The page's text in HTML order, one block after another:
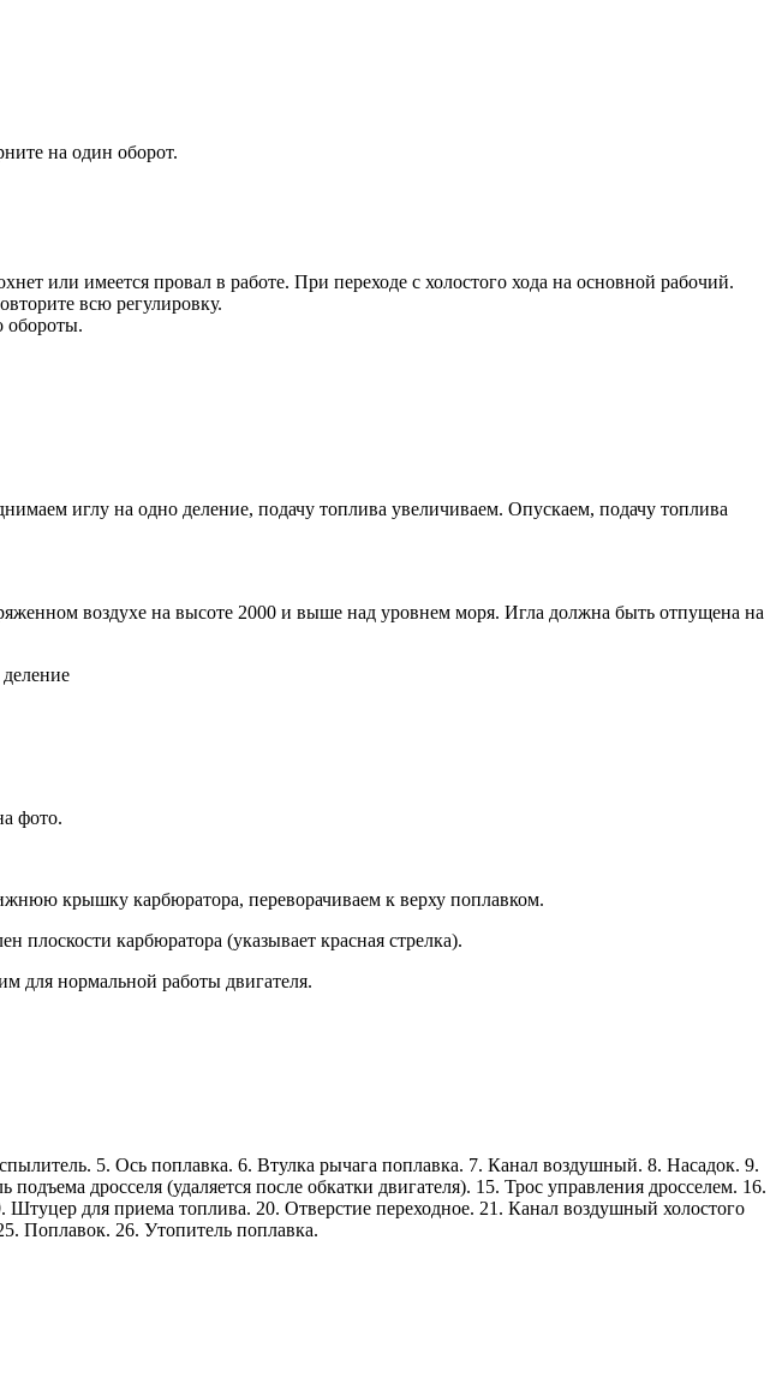
на один оборот.
или имеется провал в работе. При переходе с холостого хода на основной рабочий.
всю регулировку.
обороты.
иглу на одно деление, подачу топлива увеличиваем. Опускаем, подачу топлива
воздухе на высоте 2000 и выше над уровнем моря. Игла должна быть отпущена на
фото.
крышку карбюратора, переворачиваем к верху поплавком.
плоскости карбюратора (указывает красная стрелка).
для нормальной работы двигателя.
5. Ось поплавка. 6. Втулка рычага поплавка. 7. Канал воздушный. 8. Насадок. 9.
дросселя (удаляется после обкатки двигателя). 15. Трос управления дросселем. 16.
для приема топлива. 20. Отверстие переходное. 21. Канал воздушный холостого
Поплавок. 26. Утопитель поплавка.